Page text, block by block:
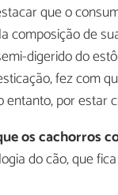
que o
composição de
digerido do
fez com
entanto, por estar
os cachorros
do cão, que